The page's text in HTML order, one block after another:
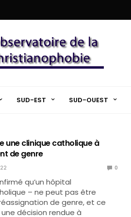
SUD-EST SUD-OUEST
une clinique catholique à
de genre
0
qu’un hôpital
– ne peut pas être
de genre, et ce
décision rendue à